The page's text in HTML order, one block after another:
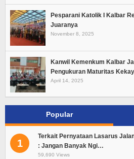
Pesparani Katolik I Kalbar
Juaranya
November 8, 2025
Kanwil Kemenkum Kalbar
Pengukuran Maturitas
April 14, 2025
Popular
1
Terkait Pernyataan Lasarus
: Jangan Banyak Ngi…
59,690 Views